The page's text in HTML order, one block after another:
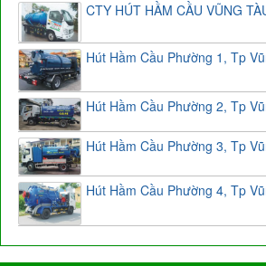
CTY HÚT HẦM CẦU VŨNG
Hút Hầm Cầu Phường 1, Tp
Hút Hầm Cầu Phường 2, Tp
Hút Hầm Cầu Phường 3, Tp
Hút Hầm Cầu Phường 4, Tp